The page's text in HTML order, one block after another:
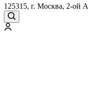
125315, г. Москва, 2-ой